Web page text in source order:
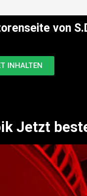
von
INHALTEN
Jetzt